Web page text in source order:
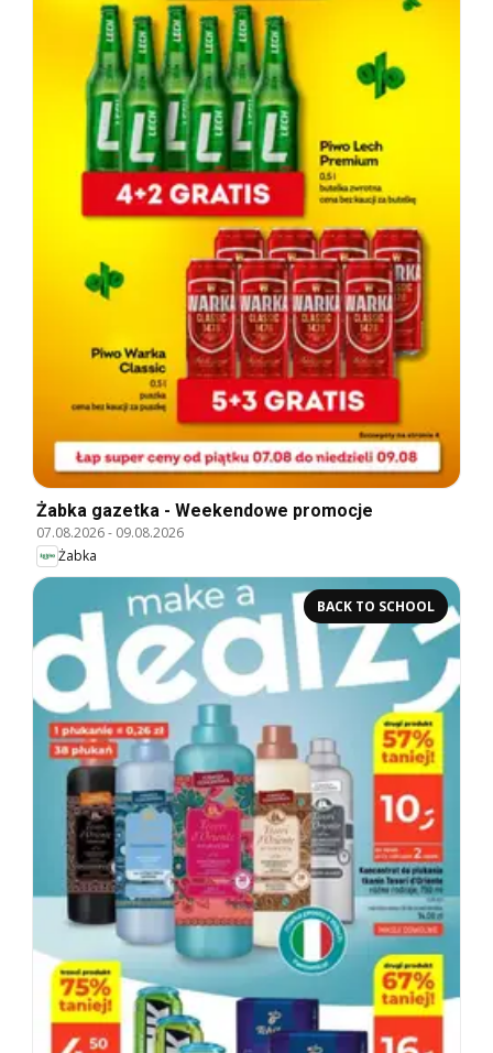
Żabka gazetka - Weekendowe promocje
07.08.2026- 09.08.2026
Żabka
BACK TO SCHOOL